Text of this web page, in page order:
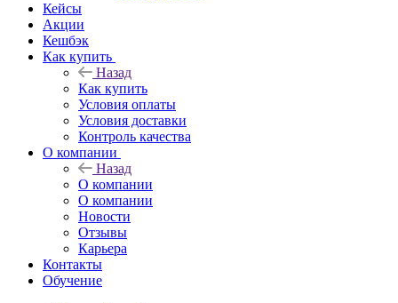
Кейсы
Акции
Кешбэк
Как купить
Назад
Как купить
Условия оплаты
Условия доставки
Контроль качества
О компании
Назад
О компании
О компании
Новости
Отзывы
Карьера
Контакты
Обучение